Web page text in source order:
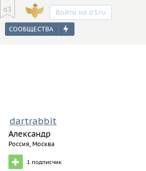
Войти на d3.ru
dartrabbit
Александр
Россия, Москва
1 подписчик